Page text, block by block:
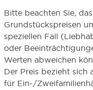
Bitte beachten Sie,
Grundstückspreisen
speziellen Fall
oder
Werten abweichen
Der Preis bezieht sich
für Ein-/